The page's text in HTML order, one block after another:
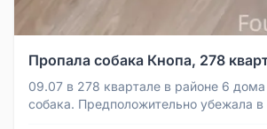
Пропала собака Кнопа, 278
09.07 в 278 квартале в районе 6
собака. Предположительно убежала в